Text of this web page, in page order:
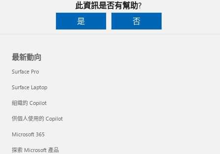
此資訊是否有幫助?
是
否
最新動向
Surface Pro
Surface Laptop
組織的 Copilot
供個人使用的 Copilot
Microsoft 365
探索 Microsoft 產品